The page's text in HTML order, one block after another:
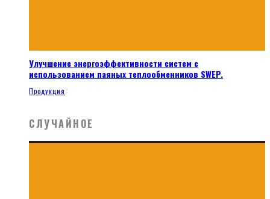
Улучшение энергоэффективности систем с
использованием паяных теплообменников SWEP.
Продукция
СЛУЧАЙНОЕ